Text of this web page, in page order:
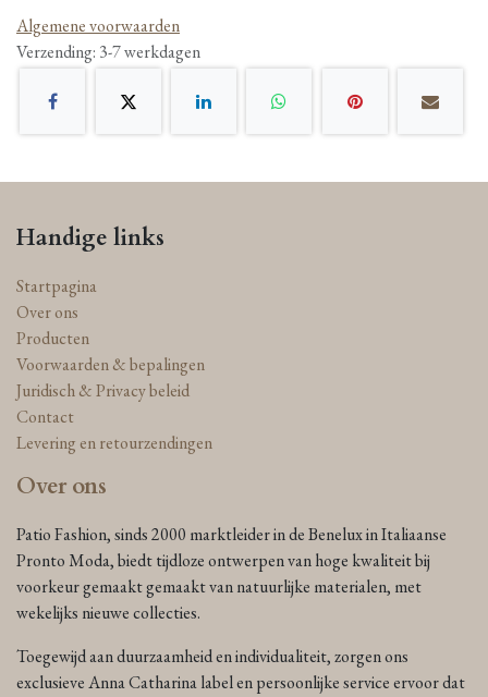
Algemene voorwaarden
Verzending: 3-7 werkdagen
Handige links
Startpagina
Over ons
Producten
Voorwaarden & bepalingen
Juridisch & Privacy beleid
Contact
Levering en retourzendingen
Over ons
Patio Fashion, sinds 2000 marktleider in de Benelux in Italiaanse
Pronto Moda, biedt tijdloze ontwerpen van hoge kwaliteit bij
voorkeur gemaakt gemaakt van natuurlijke materialen, met
wekelijks nieuwe collecties.
Toegewijd aan duurzaamheid en individualiteit, zorgen ons
exclusieve Anna Catharina label en persoonlijke service ervoor dat